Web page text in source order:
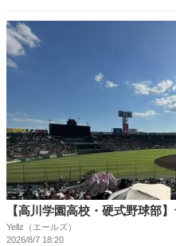
【高川学園高校・硬式野球部
Yellz（エールズ）
2026/8/7 18:20